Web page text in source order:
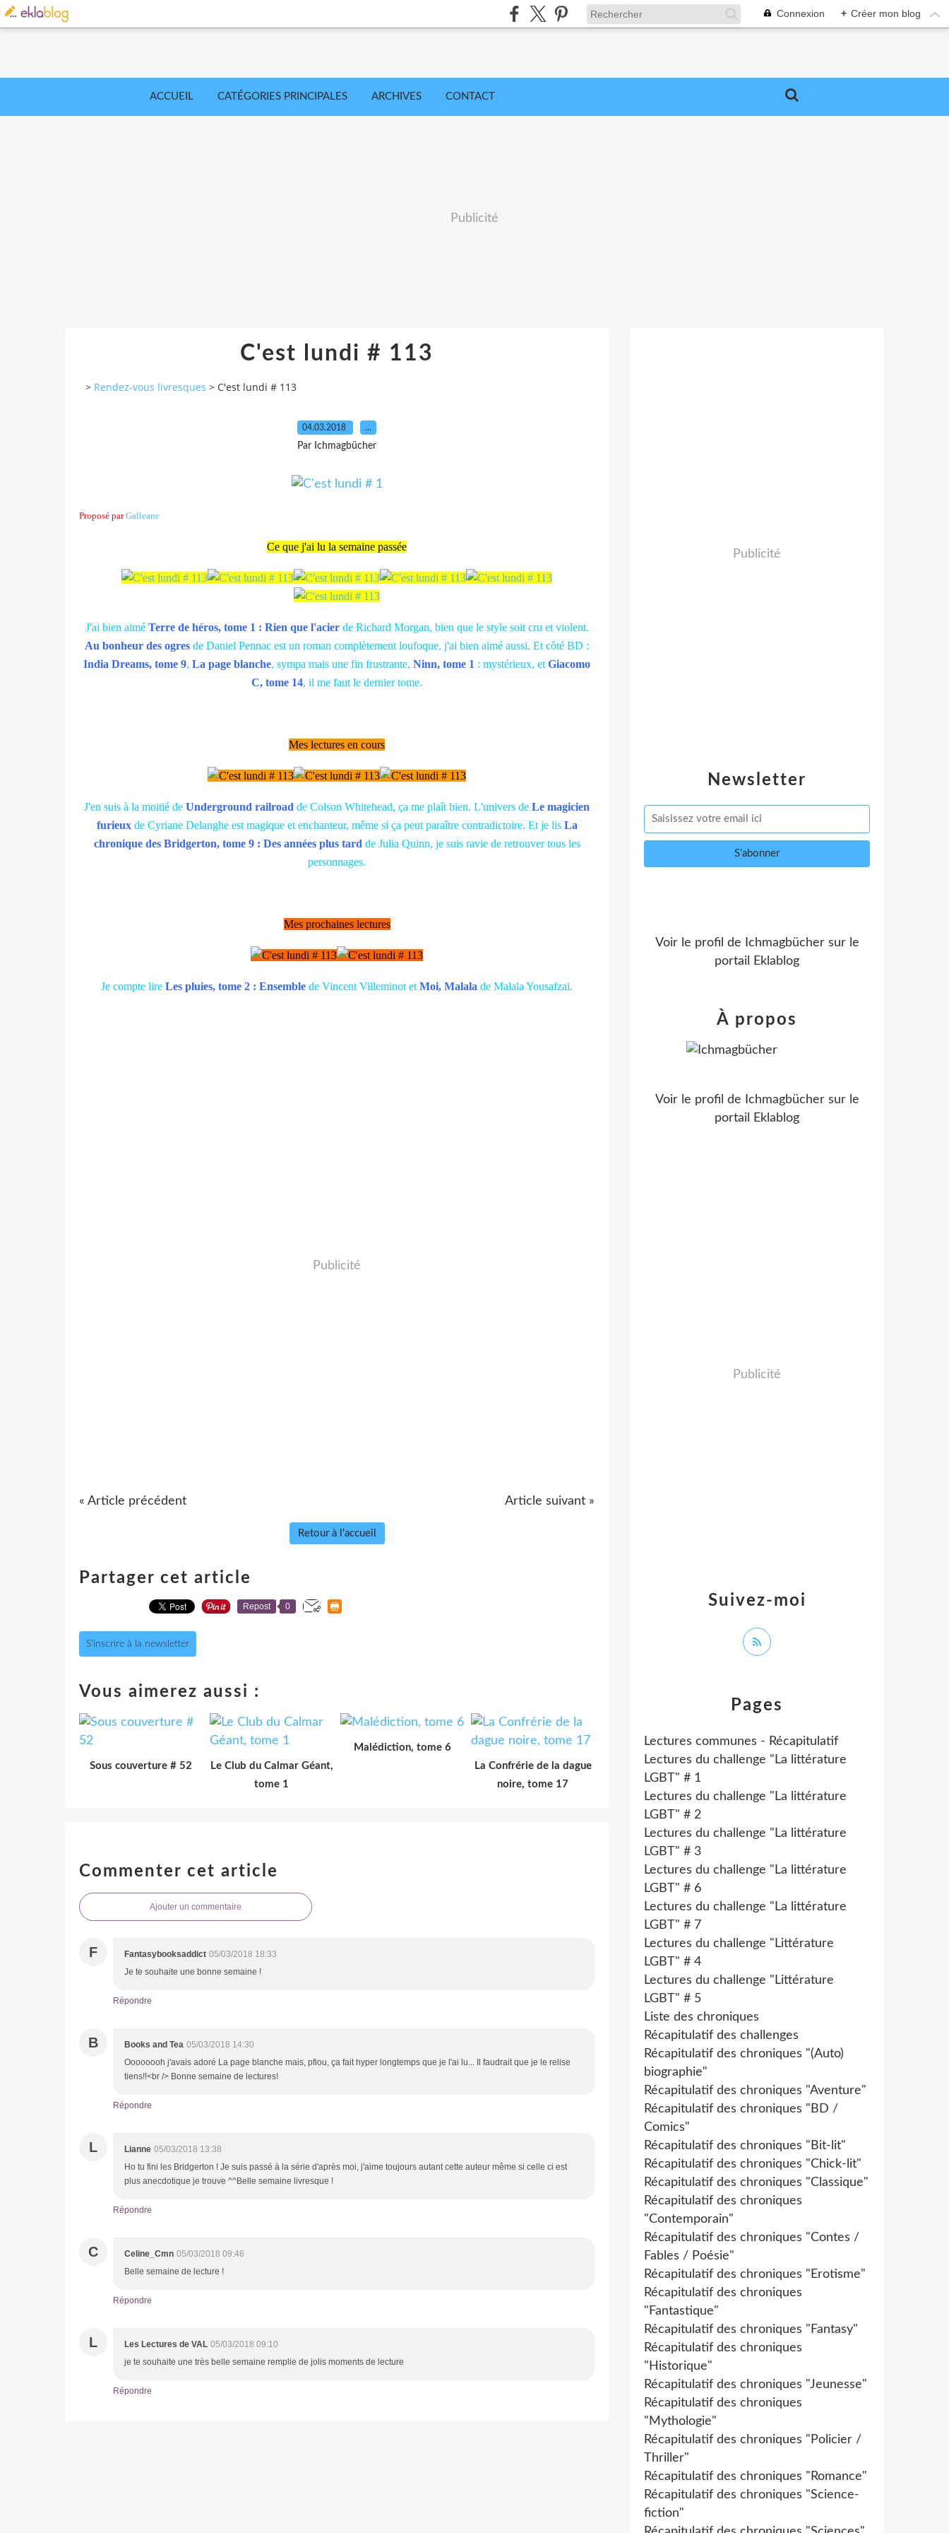
Connexion + Créer mon blog
ACCUEIL CATÉGORIES PRINCIPALES ARCHIVES CONTACT
Publicité
C'est lundi # 113
> Rendez-vous livresques > C'est lundi # 113
04.03.2018 …
Par Ichmagbücher
Proposé par Galleane
Ce que j'ai lu la semaine passée
J'ai bien aimé Terre de héros, tome 1 : Rien que l'acierde Richard Morgan, bien que le style soit cru et violent.
Au bonheur des ogres de Daniel Pennac est un roman complètement loufoque, j'ai bien aimé aussi. Et côté BD :
India Dreams, tome 9, La page blanche, sympa mais une fin frustrante, Ninn, tome 1 : mystérieux, et Giacomo
C, tome 14, il me faut le dernier tome.
Mes lectures en cours
J'en suis à la moitié de Underground railroad de Colson Whitehead, ça me plaît bien. L'univers de Le magicien
furieuxde Cyriane Delanghe est magique et enchanteur, même si ça peut paraître contradictoire. Et je lis La
chronique des Bridgerton, tome 9 : Des années plus tard de Julia Quinn, je suis ravie de retrouver tous les
personnages.
Mes prochaines lectures
Je compte lire Les pluies, tome 2 : Ensemble de Vincent Villeminot et Moi, Malala de Malala Yousafzai.
Publicité
« Article précédent Article suivant »
Retour à l'accueil
Partager cet article
Repost 0
S'inscrire à la newsletter
Vous aimerez aussi :
Sous couverture # 52
Le Club du Calmar Géant,
tome 1
Malédiction, tome 6
La Confrérie de la dague
noire, tome 17
Commenter cet article
Ajouter un commentaire
F Fantasybooksaddict 05/03/2018 18:33
Je te souhaite une bonne semaine !
Répondre
B Books and Tea 05/03/2018 14:30
Oooooooh j'avais adoré La page blanche mais, pfiou, ça fait hyper longtemps que je l'ai lu... Il faudrait que je le relise
tiens!!<br /> Bonne semaine de lectures!
Répondre
L Lianne 05/03/2018 13:38
Ho tu fini les Bridgerton ! Je suis passé à la série d'après moi, j'aime toujours autant cette auteur même si celle ci est
plus anecdotique je trouve ^^Belle semaine livresque !
Répondre
C Celine_Cmn 05/03/2018 09:46
Belle semaine de lecture !
Répondre
L Les Lectures de VAL 05/03/2018 09:10
je te souhaite une très belle semaine remplie de jolis moments de lecture
Répondre
Newsletter
Publicité
Pages
Lectures communes - Récapitulatif
Lectures du challenge "La littérature
LGBT" # 1
Lectures du challenge "La littérature
LGBT" # 2
Lectures du challenge "La littérature
LGBT" # 3
Lectures du challenge "La littérature
LGBT" # 6
Lectures du challenge "La littérature
LGBT" # 7
Lectures du challenge "Littérature
LGBT" # 4
Lectures du challenge "Littérature
LGBT" # 5
Liste des chroniques
Récapitulatif des challenges
Récapitulatif des chroniques "(Auto)
biographie"
Récapitulatif des chroniques "Aventure"
Récapitulatif des chroniques "BD /
Comics"
Récapitulatif des chroniques "Bit-lit"
Récapitulatif des chroniques "Chick-lit"
Récapitulatif des chroniques "Classique"
Récapitulatif des chroniques
"Contemporain"
Récapitulatif des chroniques "Contes /
Fables / Poésie"
Récapitulatif des chroniques "Erotisme"
Récapitulatif des chroniques
"Fantastique"
Récapitulatif des chroniques "Fantasy"
Récapitulatif des chroniques
"Historique"
Récapitulatif des chroniques "Jeunesse"
Récapitulatif des chroniques
"Mythologie"
Récapitulatif des chroniques "Policier /
Thriller"
Récapitulatif des chroniques "Romance"
Récapitulatif des chroniques "Science-
fiction"
Voir le profil de Ichmagbüchersur le
portail Eklablog
Suivez-moi
À propos
Voir le profil de Ichmagbüchersur le
portail Eklablog
Publicité